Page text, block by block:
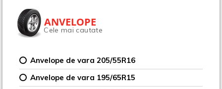
ANVELOPE
Cele mai cautate
Anvelope de vara 205/55R16
Anvelope de vara 195/65R15